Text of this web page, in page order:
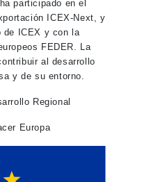
participado en el
ICEX-Next, y
de ICEX y con la
FEDER. La
al desarrollo
y de su entorno.
Regional
Europa